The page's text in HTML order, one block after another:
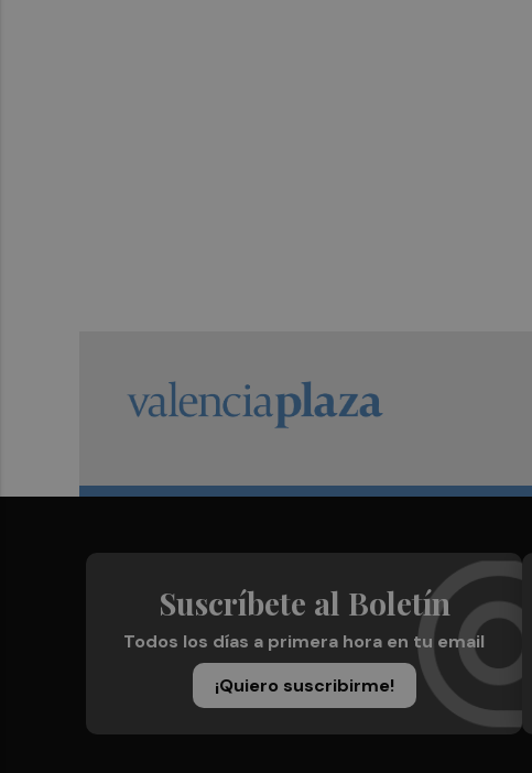
Suscríbete al Boletín
Todos los días a primera hora en tu email
¡Quiero suscribirme!